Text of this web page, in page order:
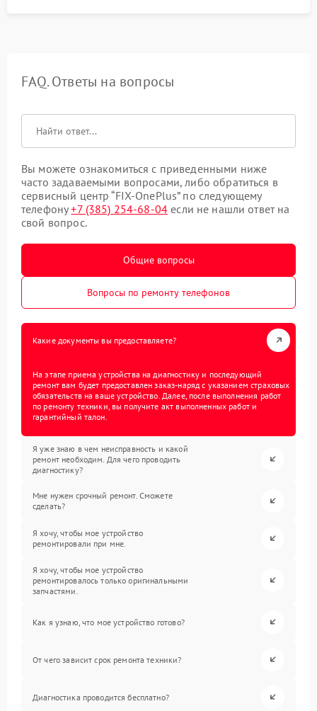
FAQ. Ответы на вопросы
Вы можете ознакомиться с приведенными ниже
часто задаваемыми вопросами, либо обратиться в
сервисный центр “FIX-OnePlus” по следующему
телефону+7 (385) 254-68-04 если не нашли ответ на
свой вопрос.
Общие вопросы
Вопросы по ремонту телефонов
Какие документы вы предоставляете?
На этапе приема устройства на диагностику и последующий
ремонт вам будет предоставлен заказ-наряд с указанием страховых
обязательств на ваше устройство. Далее, после выполнения работ
по ремонту техники, вы получите акт выполненных работ и
гарантийный талон.
Я уже знаю в чем неисправность и какой
ремонт необходим. Для чего проводить
диагностику?
Мне нужен срочный ремонт. Сможете
сделать?
Я хочу, чтобы мое устройство
ремонтировали при мне.
Я хочу, чтобы мое устройство
ремонтировалось только оригинальными
запчастями.
Как я узнаю, что мое устройство готово?
От чего зависит срок ремонта техники?
Диагностика проводится бесплатно?